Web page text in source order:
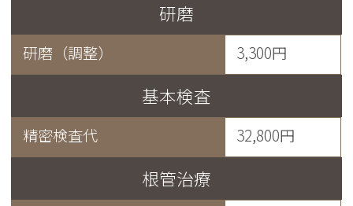
研磨
研磨（調整） 3,300円
基本検査
精密検査代 32,800円
根管治療